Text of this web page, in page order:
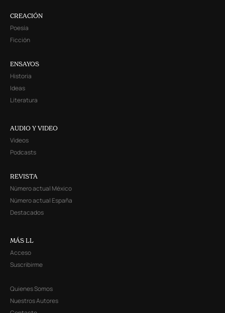
CREACIÓN
Poesía
Ficción
ENSAYOS
Historia
Ideas
Literatura
AUDIO Y VIDEO
Videos
Podcasts
REVISTA
Número actual México
Número actual España
Destacados
MÁS LL
Acceso
Suscribirme
Quienes Somos
Nuestros Autores